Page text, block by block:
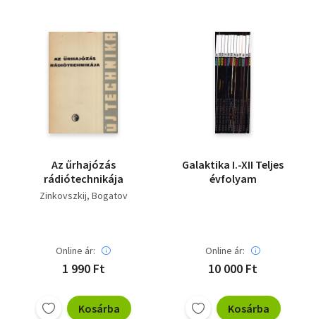
Az űrhajózás
rádiótechnikája
Zinkovszkij Bogatov
Online ár:
1 990 Ft
Kosárba
Galaktika I.-XII Teljes
évfolyam
Online ár:
10 000 Ft
Kosárba